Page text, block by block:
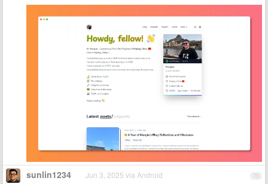
75
sunlin1234 Jun 3, 2025 via Android